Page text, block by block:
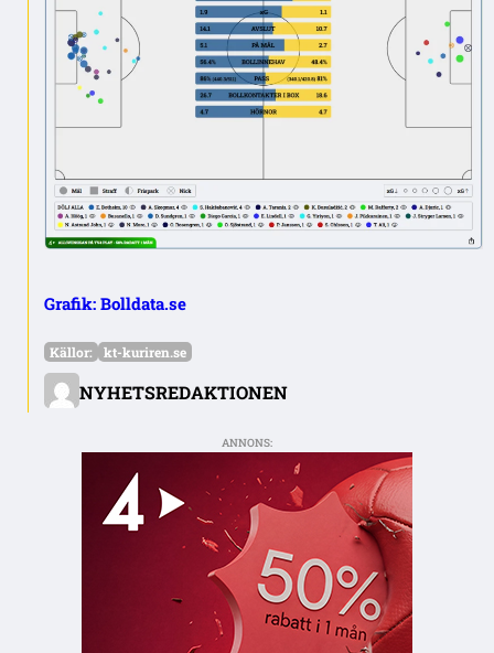
Grafik: Bolldata.se
NYHETSREDAKTIONEN
Källor: kt-kuriren.se
ANNONS: